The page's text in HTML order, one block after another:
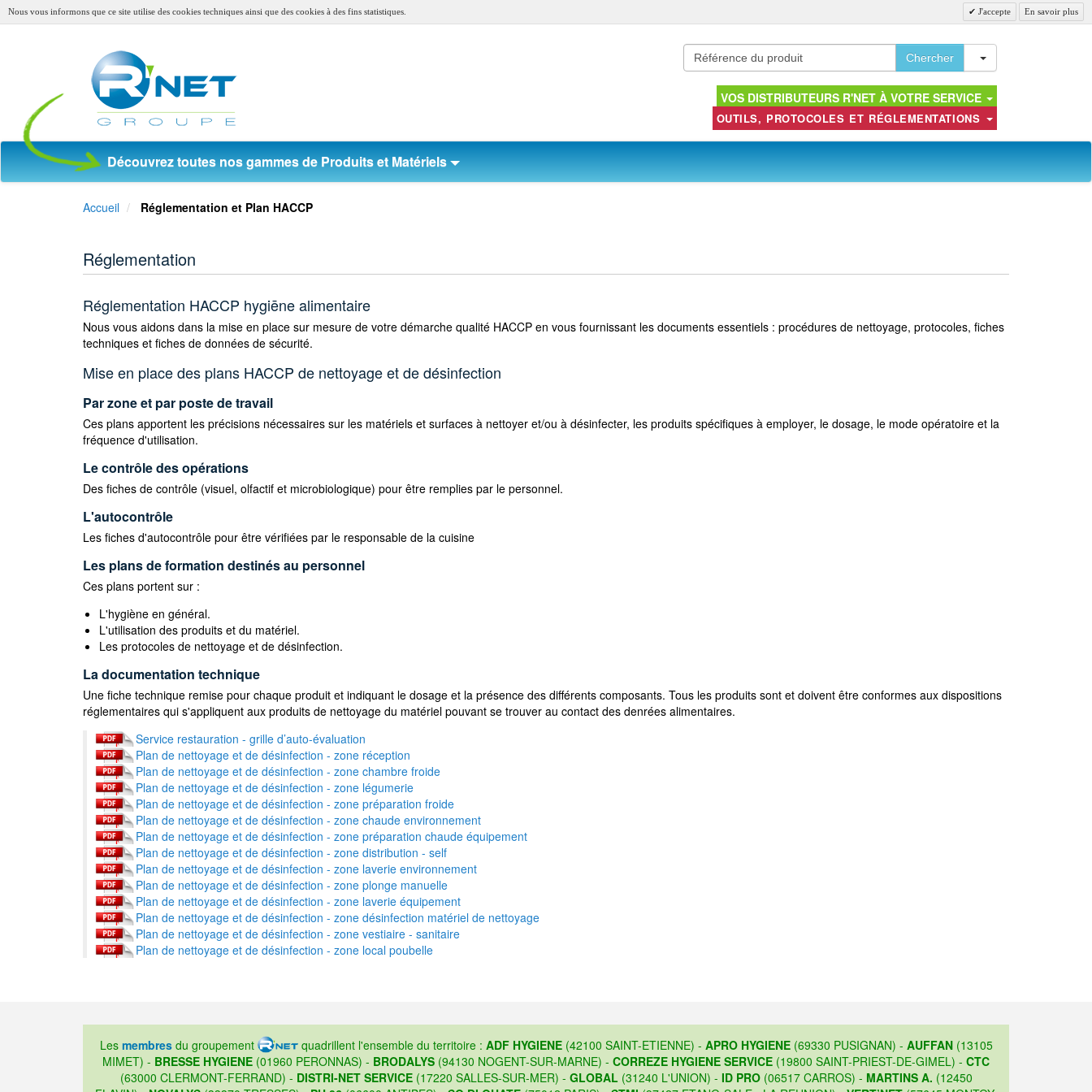
Nous vous informons que ce site utilise des cookies techniques ainsi que des cookies à des fins statistiques. J'accepte En savoir plus
Chercher Toggle Dropdown
VOS DISTRIBUTEURS R'NET À VOTRE SERVICE
OUTILS, PROTOCOLES ET RÉGLEMENTATIONS
Découvrez toutes nos gammes de Produits et Matériels
Accueil Réglementation et Plan HACCP
Réglementation
Réglementation HACCP hygiēne alimentaire
Nous vous aidons dans la mise en place sur mesure de votre démarche qualité HACCP en vous fournissant les documents essentiels : procédures de nettoyage, protocoles, fiches
techniques et fiches de données de sécurité.
Mise en place des plans HACCP de nettoyage et de désinfection
Par zone et par poste de travail
Ces plans apportent les précisions nécessaires sur les matériels et surfaces à nettoyer et/ou à désinfecter, les produits spécifiques à employer, le dosage, le mode opératoire et la
fréquence d'utilisation.
Le contrôle des opérations
Des fiches de contrôle (visuel, olfactif et microbiologique) pour être remplies par le personnel.
L'autocontrôle
Les fiches d'autocontrôle pour être vérifiées par le responsable de la cuisine
Les plans de formation destinés au personnel
Ces plans portent sur :
L'hygiène en général.
L'utilisation des produits et du matériel.
Les protocoles de nettoyage et de désinfection.
La documentation technique
Une fiche technique remise pour chaque produit et indiquant le dosage et la présence des différents composants. Tous les produits sont et doivent être conformes aux dispositions
réglementaires qui s'appliquent aux produits de nettoyage du matériel pouvant se trouver au contact des denrées alimentaires.
Service restauration - grille d’auto-évaluation
Plan de nettoyage et de désinfection - zone réception
Plan de nettoyage et de désinfection - zone chambre froide
Plan de nettoyage et de désinfection - zone légumerie
Plan de nettoyage et de désinfection - zone préparation froide
Plan de nettoyage et de désinfection - zone chaude environnement
Plan de nettoyage et de désinfection - zone préparation chaude équipement
Plan de nettoyage et de désinfection - zone distribution - self
Plan de nettoyage et de désinfection - zone laverie environnement
Plan de nettoyage et de désinfection - zone plonge manuelle
Plan de nettoyage et de désinfection - zone laverie équipement
Plan de nettoyage et de désinfection - zone désinfection matériel de nettoyage
Plan de nettoyage et de désinfection - zone vestiaire - sanitaire
Plan de nettoyage et de désinfection - zone local poubelle
Les membresdu groupement quadrillent l'ensemble du territoire : ADF HYGIENE(42100 SAINT-ETIENNE) - APRO HYGIENE(69330 PUSIGNAN) - AUFFAN(13105
MIMET) - BRESSE HYGIENE (01960 PERONNAS) - BRODALYS (94130 NOGENT-SUR-MARNE) - CORREZE HYGIENE SERVICE (19800 SAINT-PRIEST-DE-GIMEL) - CTC
(63000 CLERMONT-FERRAND) - DISTRI-NET SERVICE(17220 SALLES-SUR-MER) - GLOBAL (31240 L'UNION) - ID PRO(06517 CARROS) - MARTINS A. (12450